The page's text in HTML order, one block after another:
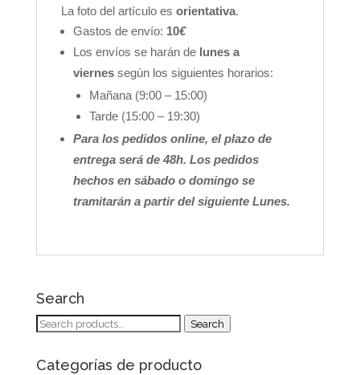
La foto del artículo es orientativa.
Gastos de envío: 10€
Los envíos se harán de lunes a
viernessegún los siguientes horarios:
Mañana (9:00 – 15:00)
Tarde (15:00 – 19:30)
Para los pedidos online, el plazo de
entrega será de 48h. Los pedidos
hechos en sábado o domingo se
tramitarán a partir del siguiente Lunes.
Search
Search
Search
Categorías de producto